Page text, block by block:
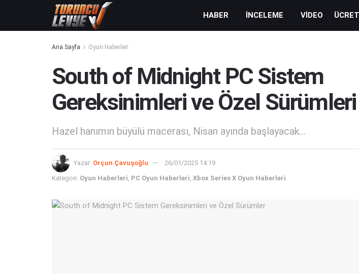
HABER İNCELEME VIDEO
Ana Sayfa Oyun Haberleri
South of Midnight PC Sistem
Gereksinimleri ve Özel Sürümleri
Hazel hanımın büyülü macerası, Nisan ayında başlayacak...
Yazar: Orçun Çavuşoğlu 26/01/2025 14:19
Kategori: Oyun Haberleri, PC Oyun Haberleri, Xbox Series X Oyun Haberleri